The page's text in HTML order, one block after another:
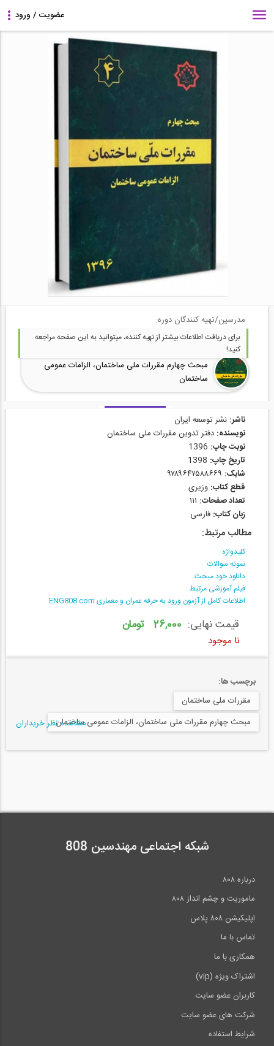
مدرسین/تهیه کنندگان دوره:
برای دریافت اطلاعات بیشتر از تهیه کننده، میتوانید به این صفحه مراجعه
کنید!
مبحث چهارم مقررات ملی ساختمان، الزامات عمومی
ساختمان
ناشر: نشر توسعه ایران
نویسنده: دفتر تدوین مقررات ملی ساختمان
نوبت چاپ:
تاریخ چاپ:
شابک:
قطع کتاب: وزیری
تعداد صفحات:
زبان کتاب: فارسی
مطالب مرتبط:
کلیدواژه
نمونه سوالات
دانلود خود مبحث
فیلم آموزشی مرتبط
اطلاعات کامل از آزمون ورود به حرفه عمران و معماری ENG808.com
قیمت نهایی: 26,000 تومان
نا موجود
برچسب ها:
مقررات ملی ساختمان
مبحث چهارم مقررات ملی ساختمان، الزامات عمومی ساختمانمشاهده نظر خریداران
شبکه اجتماعی مهندسین 808
درباره ۸۰۸
ماموریت و چشم انداز ۸۰۸
اپلیکیشن ۸۰۸ پلاس
تماس با ما
همکاری با ما
اشتراک ویژه (vip)
کاربران عضو سایت
شرکت های عضو سایت
شرایط استفاده